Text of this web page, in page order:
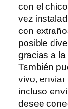
con el
vez
con
posible
gracias a
También
vivo, enviar
incluso
desee